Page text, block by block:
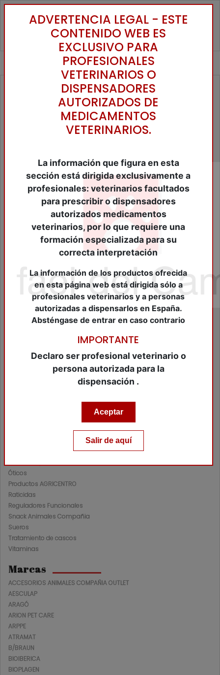
Accesorios Animales de Compañía
Alimentos Animales Compañia
Antibióticos
Antiparasitários
Bibliografía
Cercados Eléctricos
Cierre Heridas
Consumibles Veterinarios
Cosméticos Peq.Animales
Farmacológicos Diversos
Fungicidas
Higuiene Bucal
Homeopáticos
Leches Maternizadas
Material de Identificación
Nutraceuticos Animales Compañia
Nutracéuticos Ganadería
Óticos
Productos AGRICENTRO
Raticidas
Reguladores Funcionales
Snack Animales Compañia
Sueros
Tratamiento de cascos
Vitaminas
Marcas
ACCESORIOS ANIMALES COMPAÑIA OUTLET
AESCULAP
ARAGÓ
ARION PET CARE
ARPPE
ATRAMAT
B/BRAUN
BIOIBERICA
BIOPLAGEN
ADVERTENCIA LEGAL - ESTE
CONTENIDO WEB ES
EXCLUSIVO PARA
PROFESIONALES
VETERINARIOS O
DISPENSADORES
AUTORIZADOS DE
MEDICAMENTOS
VETERINARIOS.
La información que figura en esta
sección está dirigida exclusivamente a
profesionales: veterinarios facultados
para prescribir o dispensadores
autorizados medicamentos
veterinarios, por lo que requiere una
formación especializada para su
correcta interpretación
La información de los productos ofrecida
en esta página web está dirigida sólo a
profesionales veterinarios y a personas
autorizadas a dispensarlos en España.
Absténgase de entrar en caso contrario
IMPORTANTE
Declaro ser profesional veterinario o
persona autorizada para la
dispensación .
Aceptar
Salir de aquí